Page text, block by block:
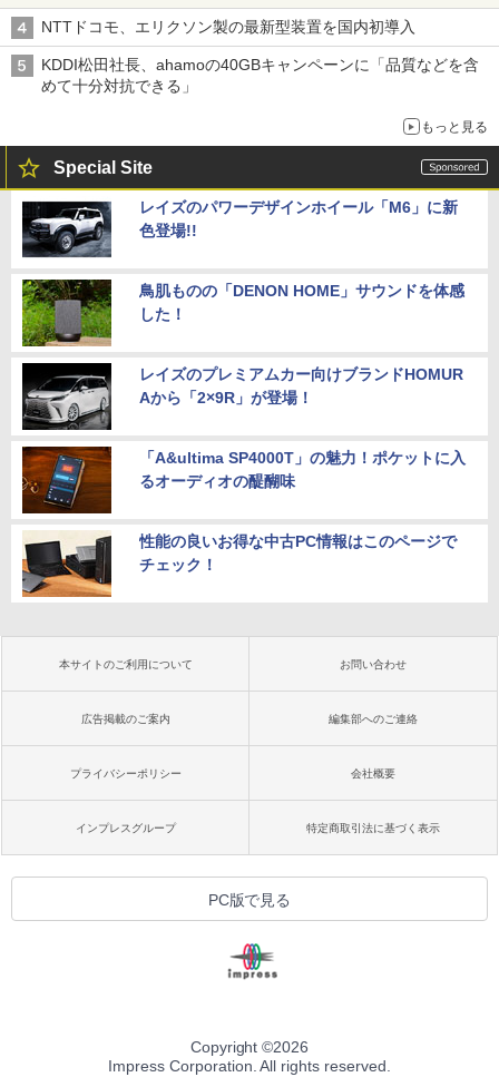
NTTドコモ、エリクソン製の最新型装置を国内初導入
KDDI松田社長、ahamoの40GBキャンペーンに「品質などを含
めて十分対抗できる」
もっと見る
Special Site
レイズのパワーデザインホイール「M6」に新
色登場!!
鳥肌ものの「DENON HOME」サウンドを体感
した！
レイズのプレミアムカー向けブランドHOMUR
Aから「2×9R」が登場！
「A&ultima SP4000T」の魅力！ポケットに入
るオーディオの醍醐味
性能の良いお得な中古PC情報はこのページで
チェック！
本サイトのご利用について お問い合わせ
広告掲載のご案内 編集部へのご連絡
プライバシーポリシー 会社概要
インプレスグループ 特定商取引法に基づく表示
PC版で見る
Copyright ©2026
Impress Corporation. All rights reserved.